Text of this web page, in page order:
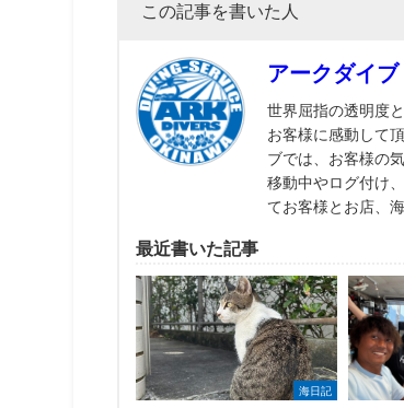
この記事を書いた人
アークダイブ
世界屈指の透明度
お客様に感動して
ブでは、お客様の
移動中やログ付け
てお客様とお店、
最近書いた記事
海日記